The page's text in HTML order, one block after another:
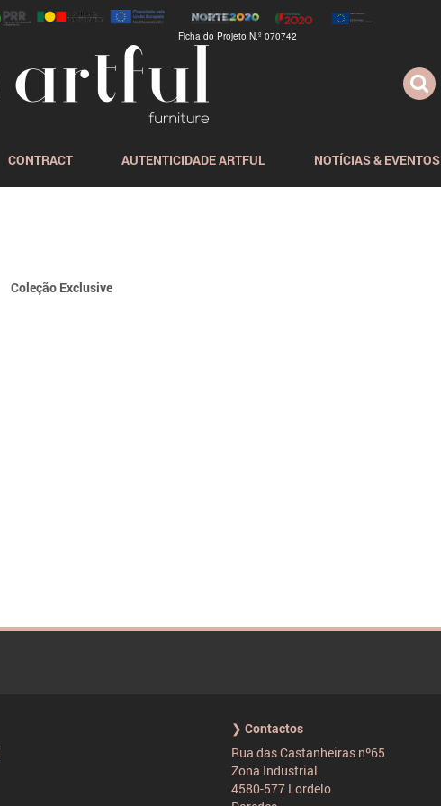
Ficha do Projeto N.º 070742
CONTRACT AUTENTICIDADE ARTFUL NOTÍCIAS & EVENTOS
Coleção Exclusive
❯ Contactos
Rua das Castanheiras nº65
Zona Industrial
4580-577 Lordelo